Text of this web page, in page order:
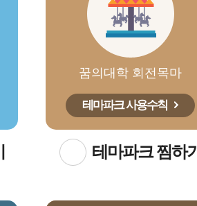
꿈의대학 회전목마
테마파크 사용수칙
테마파크 찜하기